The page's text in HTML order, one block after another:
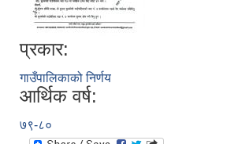
प्रकार:
गाउँपालिकाको निर्णय
आर्थिक वर्ष:
७९-८०